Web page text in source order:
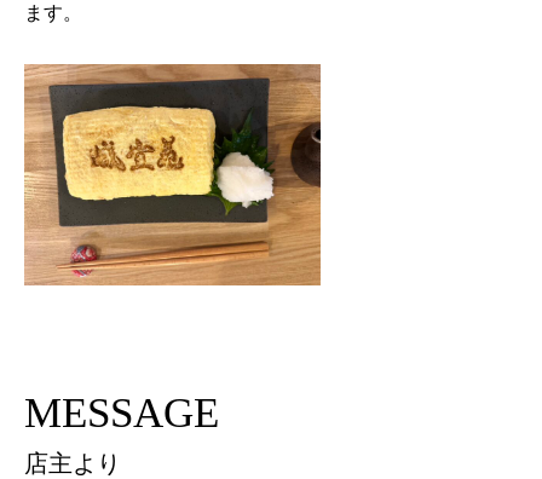
ます。
MESSAGE
店主より